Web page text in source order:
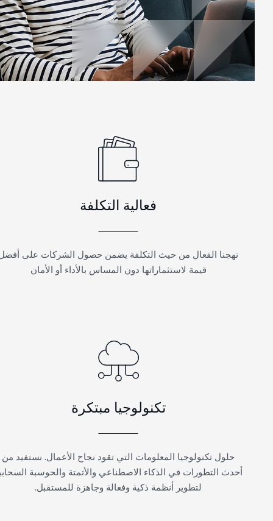
فعالية التكلفة
نهجنا الفعال من حيث التكلفة يضمن حصول الشركات على أفضل
قيمة لاستثماراتها دون المساس بالأداء أو الأمان
تكنولوجيا مبتكرة
حلول تكنولوجيا المعلومات التي تقود نجاح الأعمال. نستفيد من
أحدث التطورات في الذكاء الاصطناعي والأتمتة والحوسبة السحابية
لتطوير أنظمة ذكية وفعالة وجاهزة للمستقبل.